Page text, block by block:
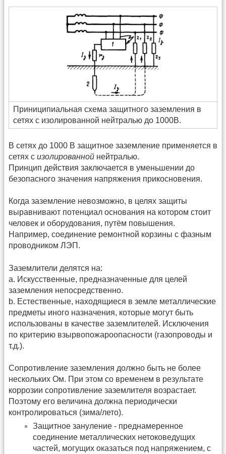
Приниципиальная схема защитного заземления в
сетях с изолированной нейтралью до 1000В.
В сетях до 1000 В защитное заземление применяется в
сетях с изолированной нейтралью.
Принцип действия заключается в уменьшении до
безопасного значения напряжения прикосновения.
Когда заземление невозможно, в целях защиты
выравнивают потенциал основания на котором стоит
человек и оборудования, путём повышения.
Например, соединение ремонтной корзины с фазным
проводником ЛЭП.
Заземлители делятся на:
a. Искусственные, предназначенные для целей
заземления непосредственно.
b. Естественные, находящиеся в земле металлические
предметы иного назначения, которые могут быть
использованы в качестве заземлителей. Исключения
по критерию взырвопожароопасности (газопроводы и
т.д.).
Сопротивление заземления должно быть не более
нескольких Ом. При этом со временем в результате
коррозии сопротивление заземлителя возрастает.
Поэтому его величина должна периодически
контролироваться (зима/лето).
Защитное зануление - преднамеренное
соединение металлических нетоковедущих
частей, могущих оказаться под напряжением, с